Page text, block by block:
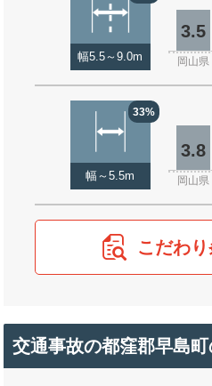
幅5.5～9.0m
3.5
岡山県
33%
幅～5.5m
3.8
岡山県
こだわ
交通事故の都窪郡早島